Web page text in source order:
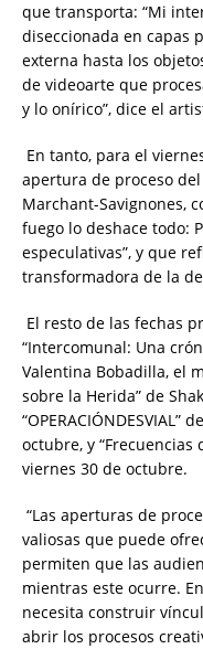
que transporta: “Mi
diseccionada en capas
externa hasta los
de videoarte que
y lo onírico”, dice el
En tanto, para el
apertura de proceso
Marchant-Savignones,
fuego lo deshace todo:
especulativas”, y que
transformadora de la
El resto de las fechas
“Intercomunal: Una
Valentina Bobadilla, el
sobre la Herida” de
octubre, y “Frecuencias
viernes 30 de octubre.
“Las aperturas de
valiosas que puede
permiten que las
mientras este ocurre.
necesita construir
abrir los procesos